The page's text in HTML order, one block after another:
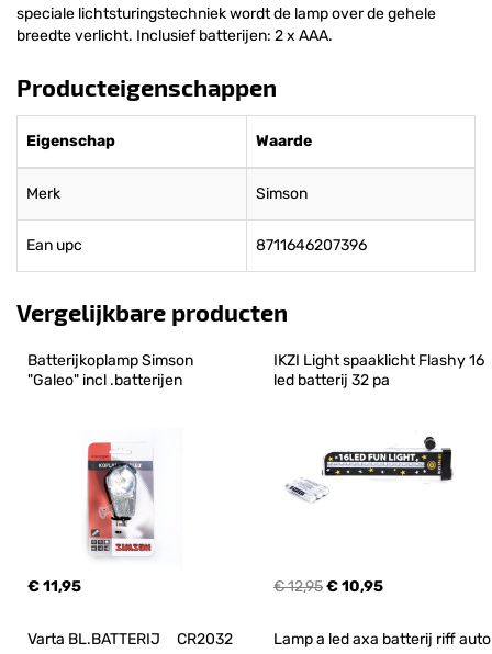
speciale lichtsturingstechniek wordt de lamp over de gehele
breedte verlicht. Inclusief batterijen: 2 x AAA.
Producteigenschappen
Eigenschap Waarde
Merk Simson
Ean upc 8711646207396
Vergelijkbare producten
Batterijkoplamp Simson
"Galeo" incl .batterijen
€ 11,95
IKZI Light spaaklicht Flashy 16
led batterij 32 pa
€ 12,95€ 10,95
Varta BL.BATTERIJ     CR2032 Lamp a led axa batterij riff auto